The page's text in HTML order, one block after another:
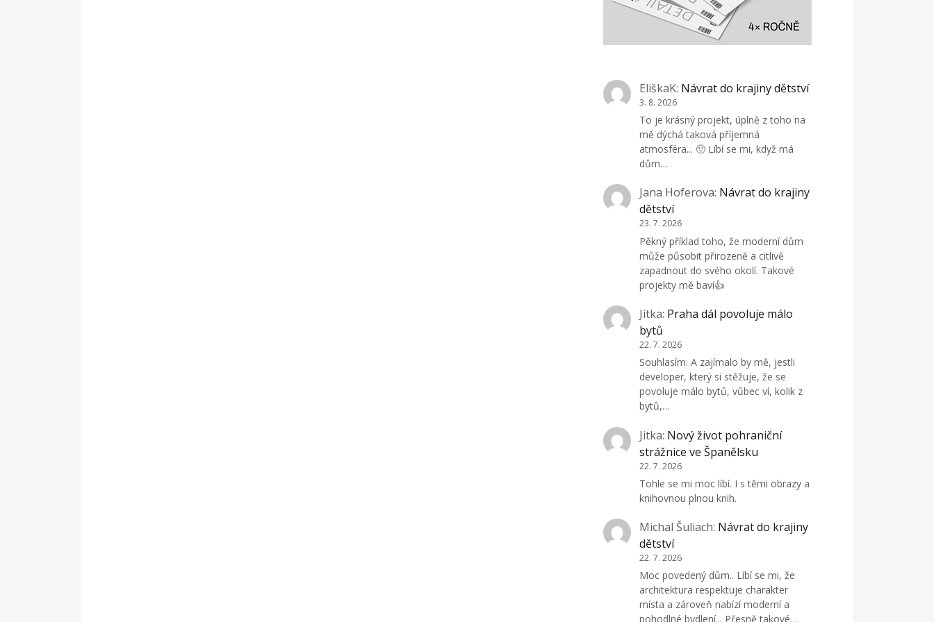
EliškaK: Návrat do krajiny dětství
3. 8. 2026
To je krásný projekt, úplně z toho na
mě dýchá taková příjemná
atmosféra... 🙂 Líbí se mi, když má
dům…
Jana Hoferova: Návrat do krajiny
dětství
23. 7. 2026
Pěkný příklad toho, že moderní dům
může působit přirozeně a citlivě
zapadnout do svého okolí. Takové
projekty mě baví👍
Jitka: Praha dál povoluje málo
bytů
22. 7. 2026
Souhlasím. A zajímalo by mě, jestli
developer, který si stěžuje, že se
povoluje málo bytů, vůbec ví, kolik z
bytů,…
Jitka: Nový život pohraniční
strážnice ve Španělsku
22. 7. 2026
Tohle se mi moc líbí. I s těmi obrazy a
knihovnou plnou knih.
Michal Šuliach: Návrat do krajiny
dětství
22. 7. 2026
Moc povedený dům.. Líbí se mi, že
architektura respektuje charakter
místa a zároveň nabízí moderní a
pohodlné bydlení... Přesně takové…